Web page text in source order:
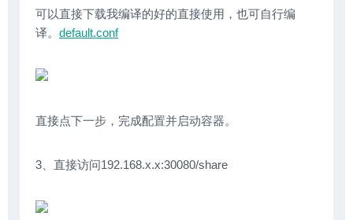
可以直接下载我编译的好的直接使用，也可自行编
译。 default.conf
直接点下一步，完成配置并启动容器。
3、直接访问192.168.x.x:30080/share